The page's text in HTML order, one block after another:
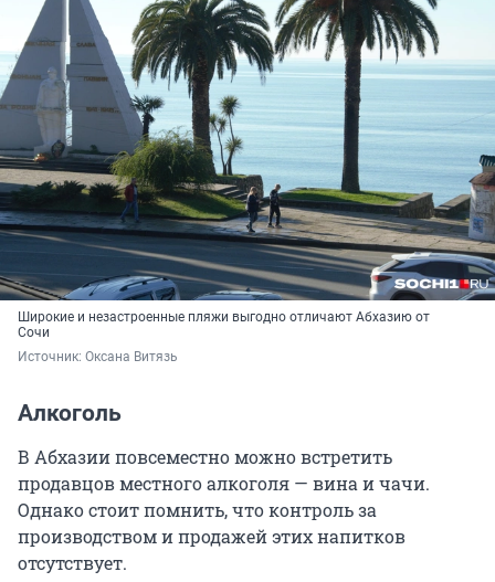
Широкие и незастроенные пляжи выгодно отличают Абхазию от
Сочи
Источник: Оксана Витязь
Алкоголь
В Абхазии повсеместно можно встретить
продавцов местного алкоголя — вина и чачи.
Однако стоит помнить, что контроль за
производством и продажей этих напитков
отсутствует.